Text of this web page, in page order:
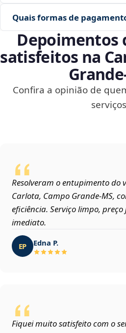
Quais formas de
Depoimentos
satisfeitos na
Confira a opinião de
Resolveram o entupimento do
Carlota, Campo Grande‑MS,
eficiência. Serviço limpo,
imediato.
EP Edna P.
Fiquei muito satisfeito com o